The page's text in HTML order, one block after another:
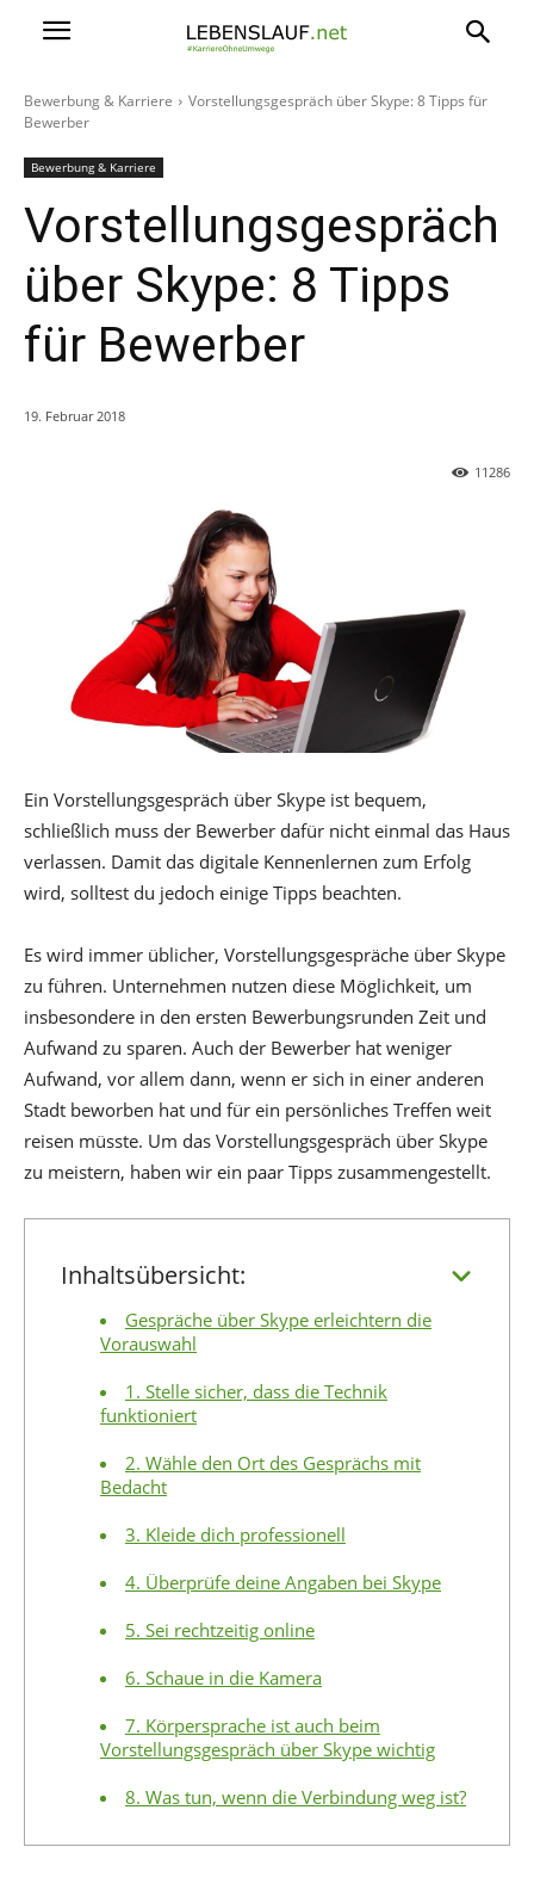
Bewerbung & Karriere
Vorstellungsgespräch über Skype: 8 Tipps für
Bewerber
Bewerbung & Karriere
Vorstellungsgespräch
über Skype: 8 Tipps
für Bewerber
19. Februar 2018
11286
Ein Vorstellungsgespräch über Skype ist bequem,
schließlich muss der Bewerber dafür nicht einmal das Haus
verlassen. Damit das digitale Kennenlernen zum Erfolg
wird, solltest du jedoch einige Tipps beachten.
Es wird immer üblicher, Vorstellungsgespräche über Skype
zu führen. Unternehmen nutzen diese Möglichkeit, um
insbesondere in den ersten Bewerbungsrunden Zeit und
Aufwand zu sparen. Auch der Bewerber hat weniger
Aufwand, vor allem dann, wenn er sich in einer anderen
Stadt beworben hat und für ein persönliches Treffen weit
reisen müsste. Um das Vorstellungsgespräch über Skype
zu meistern, haben wir ein paar Tipps zusammengestellt.
Inhaltsübersicht:
Gespräche über Skype erleichtern die
Vorauswahl
1. Stelle sicher, dass die Technik
funktioniert
2. Wähle den Ort des Gesprächs mit
Bedacht
3. Kleide dich professionell
4. Überprüfe deine Angaben bei Skype
5. Sei rechtzeitig online
6. Schaue in die Kamera
7. Körpersprache ist auch beim
Vorstellungsgespräch über Skype wichtig
8. Was tun, wenn die Verbindung weg ist?